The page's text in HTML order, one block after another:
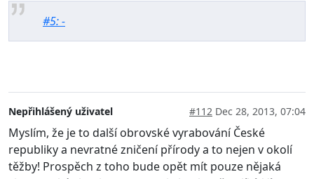
#5: -
Nepřihlášený uživatel #112 Dec 28, 2013, 07:04
Myslím, že je to další obrovské vyrabování České
republiky a nevratné zničení přírody a to nejen v okolí
těžby! Prospěch z toho bude opět mít pouze nějaká